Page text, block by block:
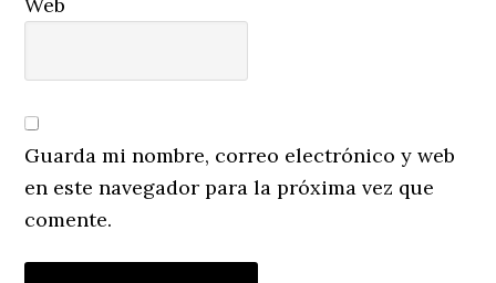
Guarda mi nombre, correo electrónico y web
en este navegador para la próxima vez que
comente.